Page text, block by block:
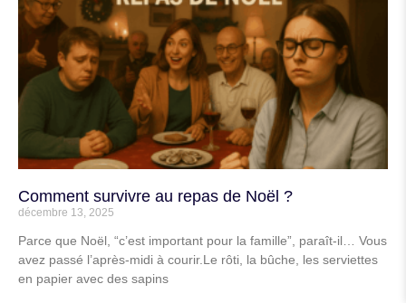
Comment survivre au repas de Noël ?
décembre 13, 2025
Parce que Noël, “c’est important pour la famille”, paraît-il… Vous
avez passé l’après-midi à courir.Le rôti, la bûche, les serviettes
en papier avec des sapins